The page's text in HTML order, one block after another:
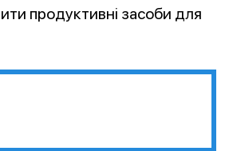
продуктивні засоби для